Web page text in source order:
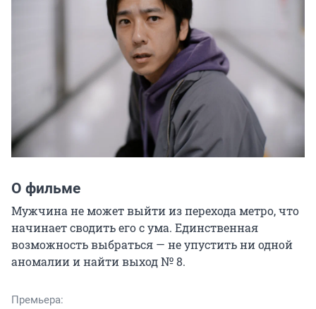
О фильме
Мужчина не может выйти из перехода метро, что
начинает сводить его с ума. Единственная
возможность выбраться — не упустить ни одной
аномалии и найти выход № 8.
Премьера: